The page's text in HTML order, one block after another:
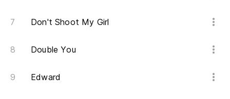
Don't Shoot My Girl
Double You
Edward